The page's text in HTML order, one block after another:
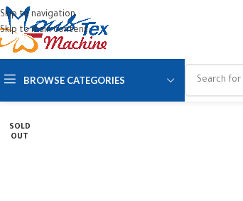
Skip to navigation
Skip to main content
BROWSE CATEGORIES
SOLD
OUT